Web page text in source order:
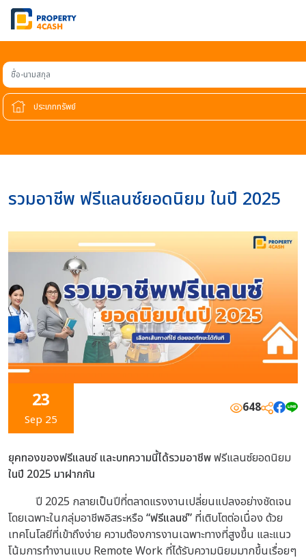
ชื่อ-นามสกุล
รวมอาชีพ ฟรีแลนซ์ยอดนิยม ในปี 2025
23
Sep 25
648
ยุคทองของฟรีแลนซ์ และบทความนี้ได้รวมอาชีพฟรีแลนซ์ยอดนิยม
ในปี 2025 มาฝากกัน
ปี 2025 กลายเป็นปีที่ตลาดแรงงานเปลี่ยนแปลงอย่างชัดเจน
โดยเฉพาะในกลุ่มอาชีพอิสระหรือ “ฟรีแลนซ์” ที่เติบโตต่อเนื่อง ด้วย
เทคโนโลยีที่เข้าถึงง่าย ความต้องการงานเฉพาะทางที่สูงขึ้น และแนว
โน้มการทำงานแบบ Remote Work ที่ได้รับความนิยมมากขึ้นเรื่อยๆ